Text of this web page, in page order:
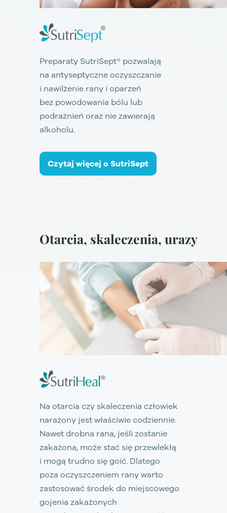
Preparaty SutriSept® pozwalają
na antyseptyczne oczyszczanie
i nawilżenie rany i oparzeń
bez powodowania bólu lub
podrażnień oraz nie zawierają
alkoholu.
Czytaj więcej o SutriSept
Otarcia, skaleczenia, urazy
Na otarcia czy skaleczenia człowiek
narażony jest właściwie codziennie.
Nawet drobna rana, jeśli zostanie
zakażona, może stać się przewlekłą
i mogą trudno się goić. Dlatego
poza oczyszczeniem rany warto
zastosować środek do miejscowego
gojenia zakażonych